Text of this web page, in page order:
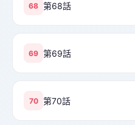
68 第68話
69 第69話
70 第70話